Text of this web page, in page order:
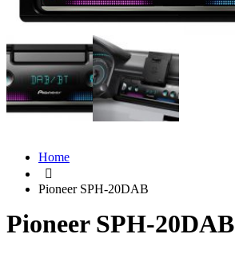
Home
Pioneer SPH-20DAB
Pioneer SPH-20DAB